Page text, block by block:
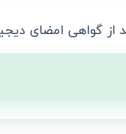
از گواهی امضای